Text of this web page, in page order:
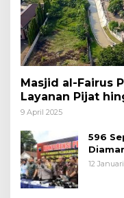
Masjid al-Fairus
Layanan Pijat
bagi Pemudik
9 April 2025
596
12